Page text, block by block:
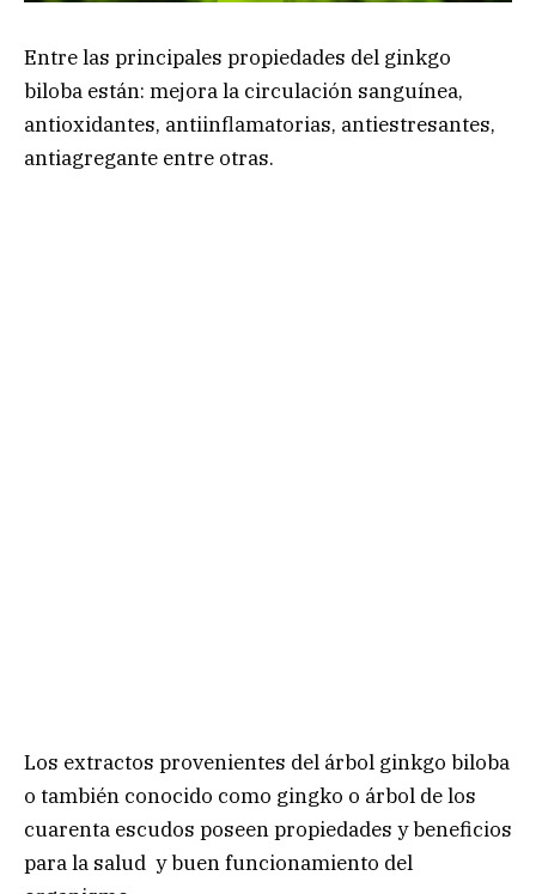
Entre las principales propiedades del ginkgo
biloba están: mejora la circulación sanguínea,
antioxidantes, antiinflamatorias, antiestresantes,
antiagregante entre otras.
Los extractos provenientes del árbol ginkgo biloba
o también conocido como gingko o árbol de los
cuarenta escudos poseen propiedades y beneficios
para la salud y buen funcionamiento del